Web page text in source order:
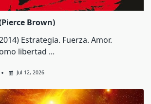
Brown)
Estrategia. Fuerza. Amor.
libertad ...
Jul 12, 2026